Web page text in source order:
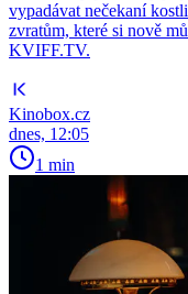
vypadávat nečekaní
zvratům, které si nově
KVIFF.TV.
Kinobox.cz
dnes, 12:05
1 min